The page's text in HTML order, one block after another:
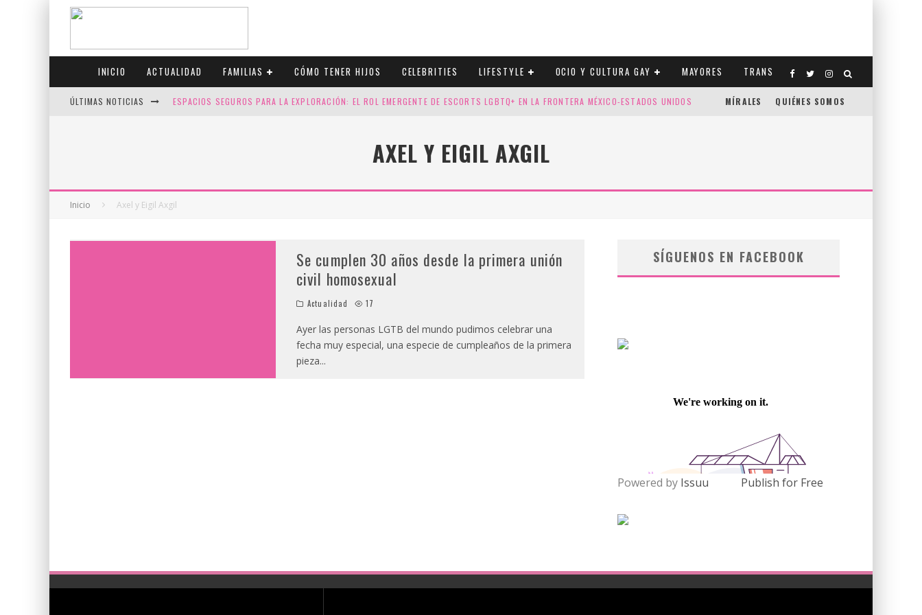
INICIO ACTUALIDAD FAMILIAS CÓMO TENER HIJOS CELEBRITIES LIFESTYLE OCIO Y CULTURA GAY MAYORES TRANS
ÚLTIMAS NOTICIAS ESPACIOS SEGUROS PARA LA EXPLORACIÓN: EL ROL EMERGENTE DE ESCORTS LGBTQ+ EN LA FRONTERA MÉXICO-ESTADOS UNIDOS
CANADÁ CELEBRA EL ORGULLO CON CUATRO SELLOS QUE HONRAN LA HISTORIA LGTB
MÍRALES QUIÉNES SOMOS
AXEL Y EIGIL AXGIL
Inicio Axel y Eigil Axgil
Se cumplen 30 años desde la primera unión
civil homosexual
Actualidad 17
Ayer las personas LGTB del mundo pudimos celebrar una
fecha muy especial, una especie de cumpleaños de la primera
pieza...
SÍGUENOS EN FACEBOOK
Powered by Issuu Publish for Free